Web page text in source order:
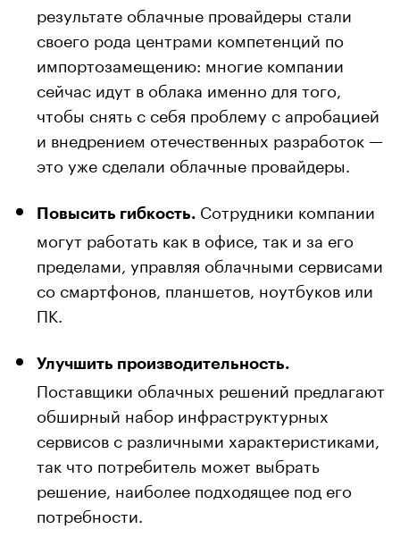
результате облачные провайдеры стали
своего рода центрами компетенций по
импортозамещению: многие компании
сейчас идут в облака именно для того,
чтобы снять с себя проблему с апробацией
и внедрением отечественных разработок —
это уже сделали облачные провайдеры.
Повысить гибкость. Сотрудники компании
могут работать как в офисе, так и за его
пределами, управляя облачными сервисами
со смартфонов, планшетов, ноутбуков или
ПК.
Улучшить производительность.
Поставщики облачных решений предлагают
обширный набор инфраструктурных
сервисов с различными характеристиками,
так что потребитель может выбрать
решение, наиболее подходящее под его
потребности.